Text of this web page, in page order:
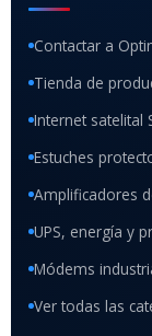
Contactar a
Tienda de
Internet satelital
Estuches
Amplificadores
UPS, energía y
Módems
Ver todas las